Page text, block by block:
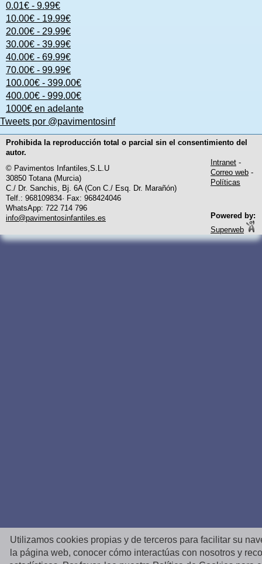
0.01€ - 9.99€
10.00€ - 19.99€
20.00€ - 29.99€
30.00€ - 39.99€
40.00€ - 69.99€
70.00€ - 99.99€
100.00€ - 399.00€
400.00€ - 999.00€
1000€ en adelante
Tweets por @pavimentosinf
Prohibida la reproducción total o parcial sin el consentimiento del
autor.
© Pavimentos Infantiles,S.L.U
30850 Totana (Murcia)
C./ Dr. Sanchis, Bj. 6A (Con C./ Esq. Dr. Marañón)
Telf.: 968109834· Fax: 968424046
WhatsApp: 722 714 796
info@pavimentosinfantiles.es
Intranet -
Correo web -
Políticas
Powered by:
Superweb
Utilizamos cookies propias y de terceros para facilitar su
la página web, conocer cómo interactúas con nosotros y